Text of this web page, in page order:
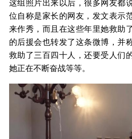
位自称是家长的网友，发文表示
来作秀，而且在这些年里她救助
的后援会也转发了这条微博，并
救助了三百四十人，还要受人们
她正在不断奋战等等。